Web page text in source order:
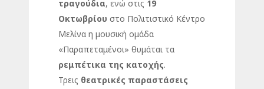
τραγούδια, ενώ στις 19
Οκτωβρίου στο Πολιτιστικό Κέντρο
Μελίνα η μουσική ομάδα
«Παραπεταμένοι» θυμάται τα
ρεμπέτικα της κατοχής.
Τρεις θεατρικές παραστάσεις